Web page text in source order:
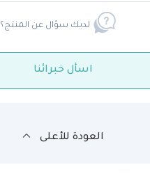
لديك سؤال عن المنتج؟
اسأل خبرائنا
العودة للأعلى